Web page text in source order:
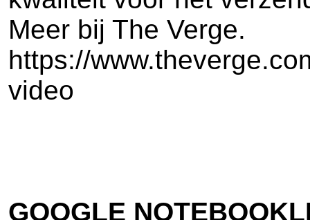
Meer bij The Verge.
https://
video
GOOGLE